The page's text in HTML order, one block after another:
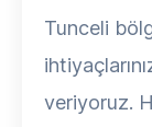
Tunceli
veriyoruz.